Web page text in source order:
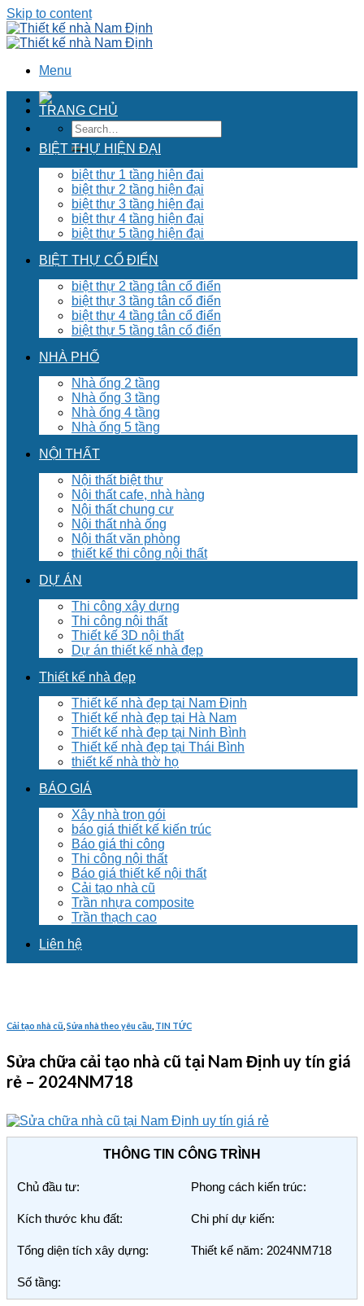
Skip to content
Menu
TRANG CHỦ
BIỆT THỰ HIỆN ĐẠI
biệt thự 1 tầng hiện đại
biệt thự 2 tầng hiện đại
biệt thự 3 tầng hiện đại
biệt thự 4 tầng hiện đại
biệt thự 5 tầng hiện đại
BIỆT THỰ CỔ ĐIỂN
biệt thự 2 tầng tân cổ điển
biệt thự 3 tầng tân cổ điển
biệt thự 4 tầng tân cổ điển
biệt thự 5 tầng tân cổ điển
NHÀ PHỐ
Nhà ống 2 tầng
Nhà ống 3 tầng
Nhà ống 4 tầng
Nhà ống 5 tầng
NỘI THẤT
Nội thất biệt thư
Nội thất cafe, nhà hàng
Nội thất chung cư
Nội thất nhà ống
Nội thất văn phòng
thiết kế thi công nội thất
DỰ ÁN
Thi công xây dựng
Thi công nội thất
Thiết kế 3D nội thất
Dự án thiết kế nhà đẹp
Thiết kế nhà đẹp
Thiết kế nhà đẹp tại Nam Định
Thiết kế nhà đẹp tại Hà Nam
Thiết kế nhà đẹp tại Ninh Bình
Thiết kế nhà đẹp tại Thái Bình
thiết kế nhà thờ họ
BÁO GIÁ
Xây nhà trọn gói
báo giá thiết kế kiến trúc
Báo giá thi công
Thi công nội thất
Báo giá thiết kế nội thất
Cải tạo nhà cũ
Trần nhựa composite
Trần thạch cao
Liên hệ
Cải tạo nhà cũ Sửa nhà theo yêu cầu TIN TỨC
Sửa chữa cải tạo nhà cũ tại Nam Định uy tín giá
rẻ – 2024NM718
THÔNG TIN CÔNG TRÌNH
Chủ đầu tư: Phong cách kiến trúc:
Kích thước khu đất: Chi phí dự kiến:
Tổng diện tích xây dựng: Thiết kế năm: 2024NM718
Số tầng: